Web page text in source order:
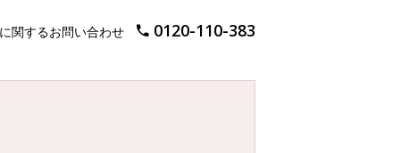
関するお問い合わせ 0120-110-383